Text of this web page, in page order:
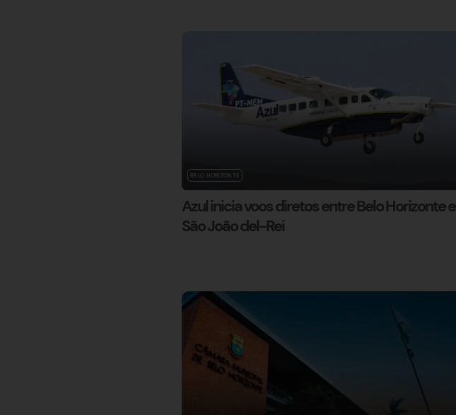
BELO HORIZONTE
Azul inicia voos diretos entre Belo Horizonte e
São João del-Rei